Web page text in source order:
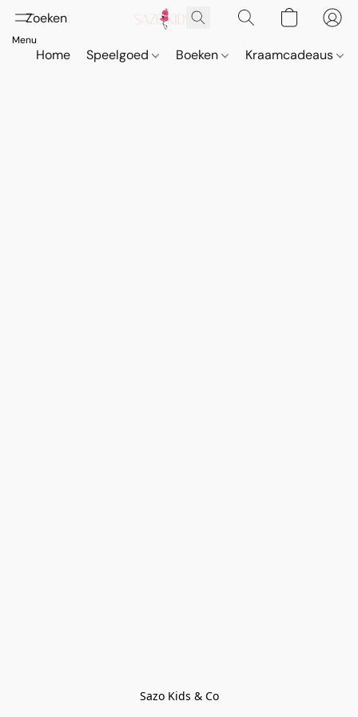
Home Speelgoed Boeken Kraamcadeaus
Sazo Kids & Co